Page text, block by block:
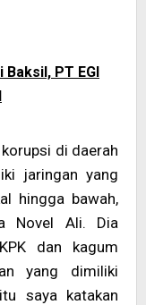
Baksil, PT EGI
di daerah
jaringan yang
hingga bawah,
Novel Ali. Dia
dan kagum
yang dimiliki
saya katakan